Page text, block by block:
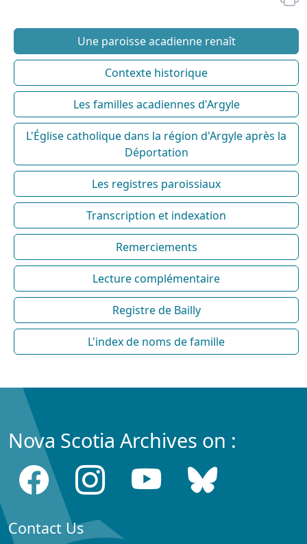
Une paroisse acadienne renaît
Contexte historique
Les familles acadiennes d'Argyle
L'Église catholique dans la région d'Argyle après la
Déportation
Les registres paroissiaux
Transcription et indexation
Remerciements
Lecture complémentaire
Registre de Bailly
L'index de noms de famille
Nova Scotia Archives on :
Contact Us